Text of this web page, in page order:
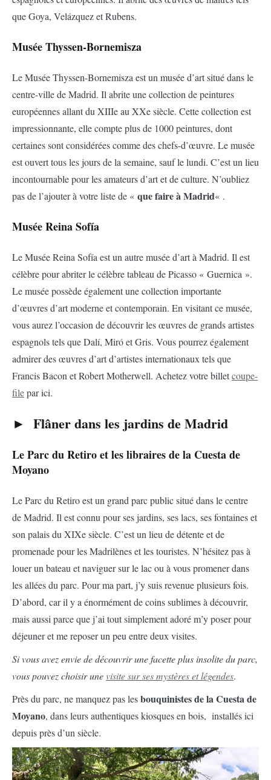
que Goya, Velázquez et Rubens.
Musée Thyssen-Bornemisza
Le Musée Thyssen-Bornemisza est un musée d’art situé dans le
centre-ville de Madrid. Il abrite une collection de peintures
européennes allant du XIIIe au XXe siècle. Cette collection est
impressionnante, elle compte plus de 1000 peintures, dont
certaines sont considérées comme des chefs-d’œuvre. Le musée
est ouvert tous les jours de la semaine, sauf le lundi. C’est un lieu
incontournable pour les amateurs d’art et de culture. N’oubliez
pas de l’ajouter à votre liste de « que faire à Madrid« .
Musée Reina Sofía
Le Musée Reina Sofía est un autre musée d’art à Madrid. Il est
célèbre pour abriter le célèbre tableau de Picasso « Guernica ».
Le musée possède également une collection importante
d’œuvres d’art moderne et contemporain. En visitant ce musée,
vous aurez l’occasion de découvrir les œuvres de grands artistes
espagnols tels que Dalí, Miró et Gris. Vous pourrez également
admirer des œuvres d’art d’artistes internationaux tels que
Francis Bacon et Robert Motherwell. Achetez votre billetcoupe-
filepar ici.
► Flâner dans les jardins de Madrid
Le Parc du Retiro et les libraires de la Cuesta de
Moyano
Le Parc du Retiro est un grand parc public situé dans le centre
de Madrid. Il est connu pour ses jardins, ses lacs, ses fontaines et
son palais du XIXe siècle. C’est un lieu de détente et de
promenade pour les Madrilènes et les touristes. N’hésitez pas à
louer un bateau et naviguer sur le lac ou à vous promener dans
les allées du parc. Pour ma part, j’y suis revenue plusieurs fois.
D’abord, car il y a énormément de coins sublimes à découvrir,
mais aussi parce que j’ai tout simplement adoré m’y poser pour
déjeuner et me reposer un peu entre deux visites.
Si vous avez envie de découvrir une facette plus insolite du parc,
vous pouvez choisir unevisite sur ses mystères et légendes.
Près du parc, ne manquez pas lesbouquinistes de la Cuesta de
Moyano, dans leurs authentiques kiosques en bois, installés ici
depuis près d’un siècle.